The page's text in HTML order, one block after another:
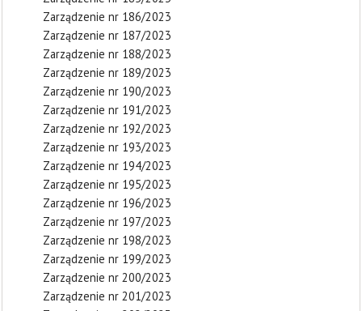
Zarządzenie nr 186/2023
Zarządzenie nr 187/2023
Zarządzenie nr 188/2023
Zarządzenie nr 189/2023
Zarządzenie nr 190/2023
Zarządzenie nr 191/2023
Zarządzenie nr 192/2023
Zarządzenie nr 193/2023
Zarządzenie nr 194/2023
Zarządzenie nr 195/2023
Zarządzenie nr 196/2023
Zarządzenie nr 197/2023
Zarządzenie nr 198/2023
Zarządzenie nr 199/2023
Zarządzenie nr 200/2023
Zarządzenie nr 201/2023